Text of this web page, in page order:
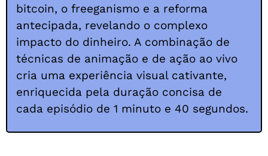
bitcoin, o freeganismo e a reforma
antecipada, revelando o complexo
impacto do dinheiro. A combinação de
técnicas de animação e de ação ao vivo
cria uma experiência visual cativante,
enriquecida pela duração concisa de
cada episódio de 1 minuto e 40 segundos.